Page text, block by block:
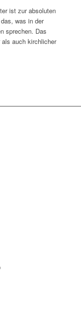
ist zur absoluten
was in der
sprechen. Das
auch kirchlicher